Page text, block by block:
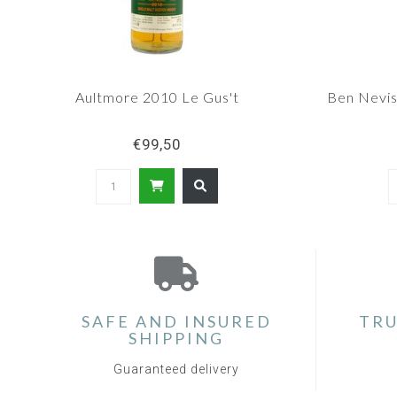
Aultmore 2010 Le Gus't
€99,50
Ben
SAFE AND INSURED
SHIPPING
Guaranteed delivery